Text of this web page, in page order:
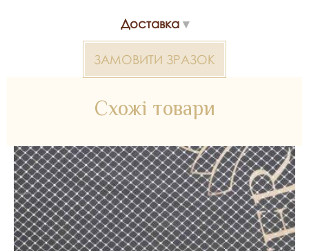
Ширина - 1.3 м
*Передача кольору може бути спотворена пристроєм
весільних суконь, декору та колекцій ательє. Доступний
оптом і в роздріб в Inter Tex, SKU 384313.
Доставка
ЗАМОВИТИ ЗРАЗОК
Схожі товари